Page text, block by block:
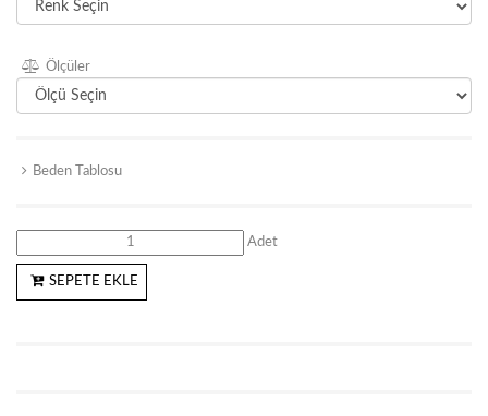
Ölçüler
Beden Tablosu
Adet
SEPETE EKLE